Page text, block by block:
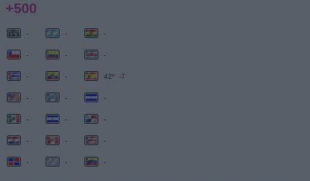
+500
- - -
- - -
- - 42º -7
- - -
- - -
- - -
- - -